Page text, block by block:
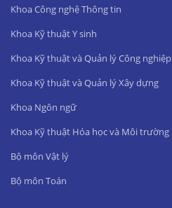
Khoa Công nghệ Thông tin
Khoa Kỹ thuật Y sinh
Khoa Kỹ thuật và Quản lý Công nghiệp
Khoa Kỹ thuật và Quản lý Xây dựng
Khoa Ngôn ngữ
Khoa Kỹ thuật Hóa học và Môi trường
Bộ môn Vật lý
Bộ môn Toán